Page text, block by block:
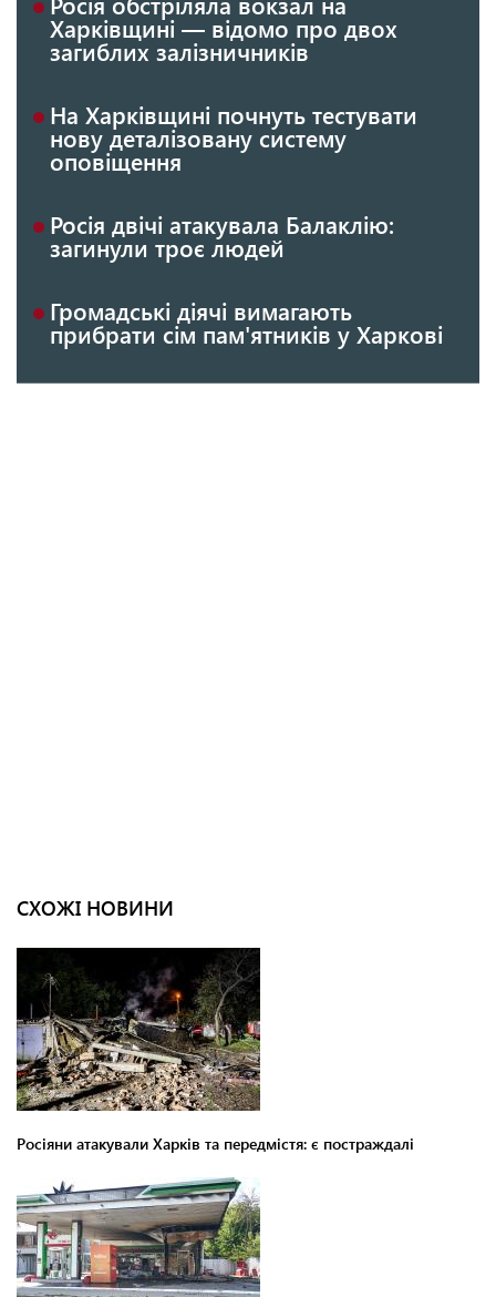
Харківщині — відомо про двох
загиблих залізничників
На Харківщині почнуть тестувати
нову деталізовану систему
оповіщення
Росія двічі атакувала Балаклію:
загинули троє людей
Громадські діячі вимагають
прибрати сім пам'ятників у Харкові
СХОЖІ НОВИНИ
Росіяни атакували Харків та передмістя: є постраждалі